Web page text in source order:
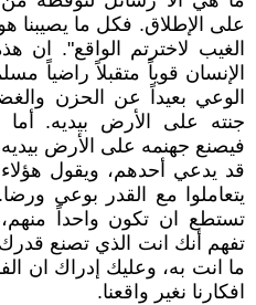
على الإطلاق. فكل ما يصيبنا
الغيب لاخترتم الواقع". ان
الإنسان قوياً متقبلاً راضياً
الوعي بعيداً عن الحزن
جنته على الأرض بيديه.
فيصنع جهنمه على الأرض بيديه
قد يدعي أحدهم، ويقول
يتعاملوا مع القدر بوعي
تستطع ان تكون واحداً
تفهم أنك انت الذي تصنع قدرك
ما انت به، وعليك إدراك ان
افكارنا نغير واقعنا.